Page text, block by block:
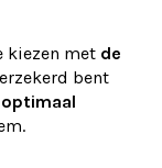
kiezen met de
bent
optimaal